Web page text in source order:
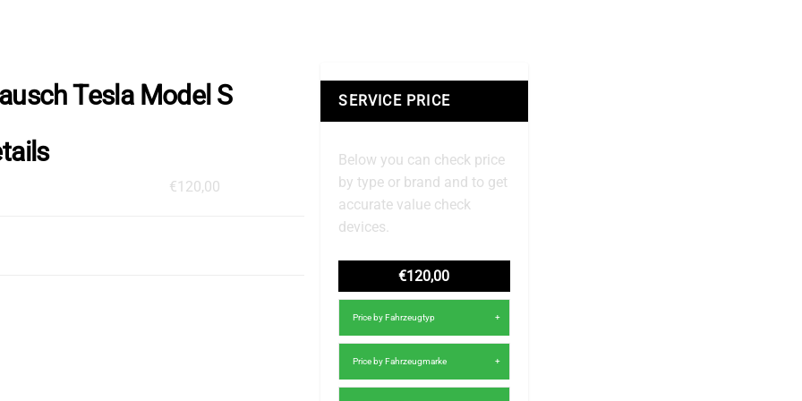
Tesla Model S
€120,00
SERVICE PRICE
Below you can check price
by type or brand and to get
accurate value check
devices.
€120,00
Price by Fahrzeugtyp
Price by Fahrzeugmarke